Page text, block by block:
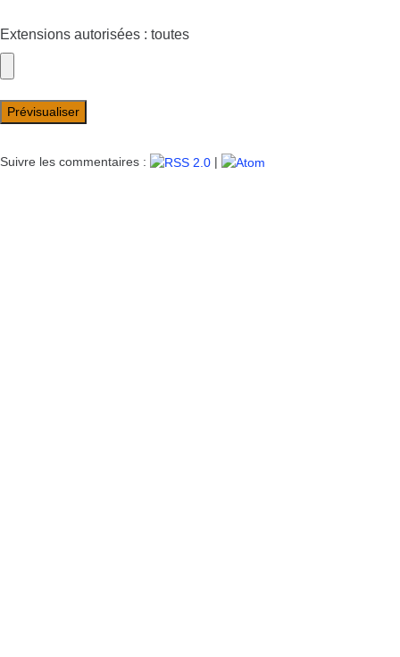
Extensions autorisées : toutes
Suivre les commentaires : |